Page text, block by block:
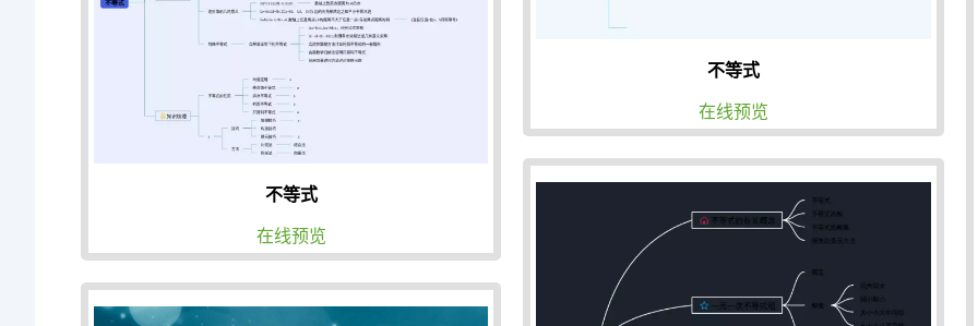
不等式
在线预览
不等式
在线预览